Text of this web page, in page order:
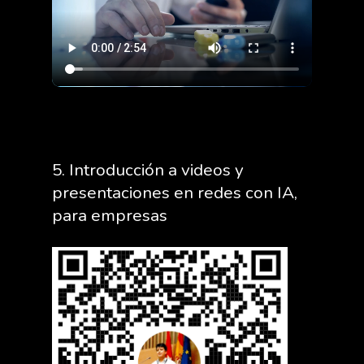
5. Introducción a videos y
presentaciones en redes con IA,
para empresas